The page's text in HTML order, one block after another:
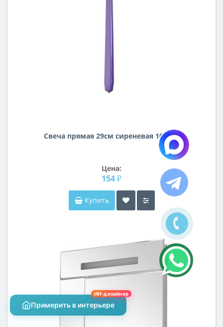
Свеча прямая 29см сиреневая 100010
Цена:
154 ₽
Купить
Примерить в интерьере
ИИ-дизайнер